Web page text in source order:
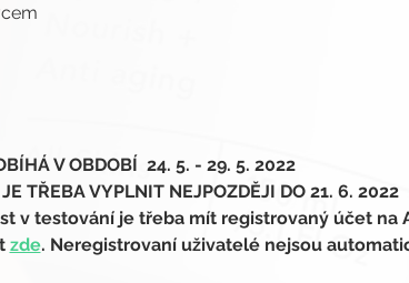
V OBDOBÍ  24. 5. - 29. 5. 2022
TŘEBA VYPLNIT NEJPOZDĚJI DO 21. 6. 2022
v testování je třeba mít registrovaný účet
zde. Neregistrovaní uživatelé nejsou